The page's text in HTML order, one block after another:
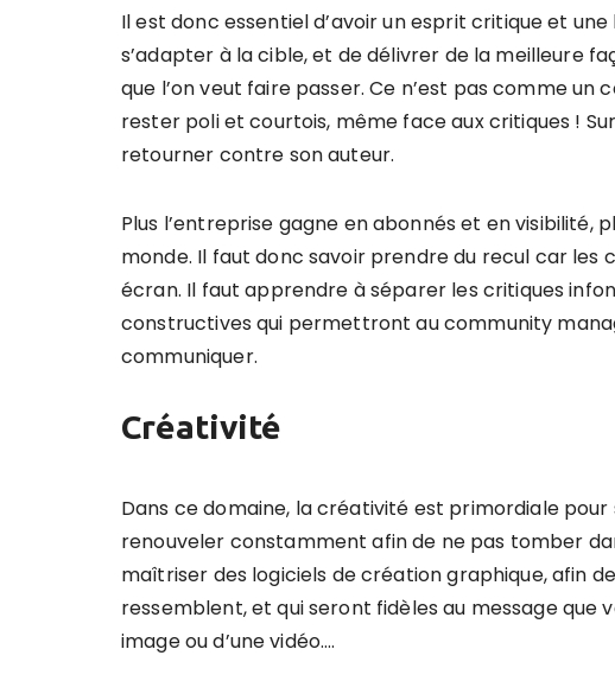
Il est donc essentiel d’avoir un esprit critique et
s’adapter à la cible, et de délivrer de la meilleure
que l’on veut faire passer. Ce n’est pas comme
rester poli et courtois, même face aux critiques !
retourner contre son auteur.
Plus l’entreprise gagne en abonnés et en visibilité,
monde. Il faut donc savoir prendre du recul car
écran. Il faut apprendre à séparer les critiques
constructives qui permettront au community
communiquer.
Créativité
Dans ce domaine, la créativité est primordiale
renouveler constamment afin de ne pas tomber
maîtriser des logiciels de création graphique, afin
ressemblent, et qui seront fidèles au message que
image ou d’une vidéo….